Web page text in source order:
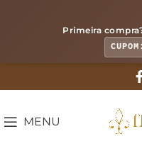
Primeira
MENU